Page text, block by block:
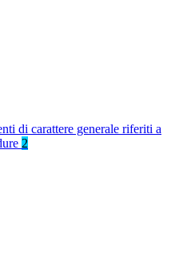
di carattere generale riferiti a
2